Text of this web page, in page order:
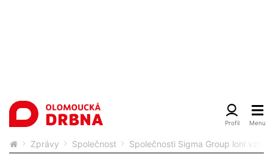
Zprávy Společnost Společnosti Sigma Group loni